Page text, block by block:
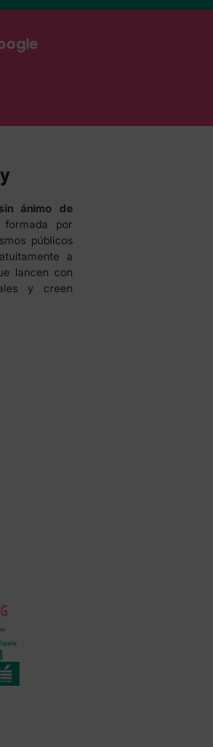
ánimo de
por
públicos
a
lancen con
y creen